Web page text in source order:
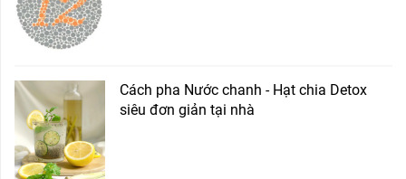
Cách pha Nước chanh - Hạt chia Detox
siêu đơn giản tại nhà